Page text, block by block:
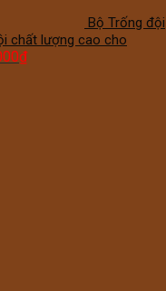
Bộ Trống đội
chất lượng cao cho
₫